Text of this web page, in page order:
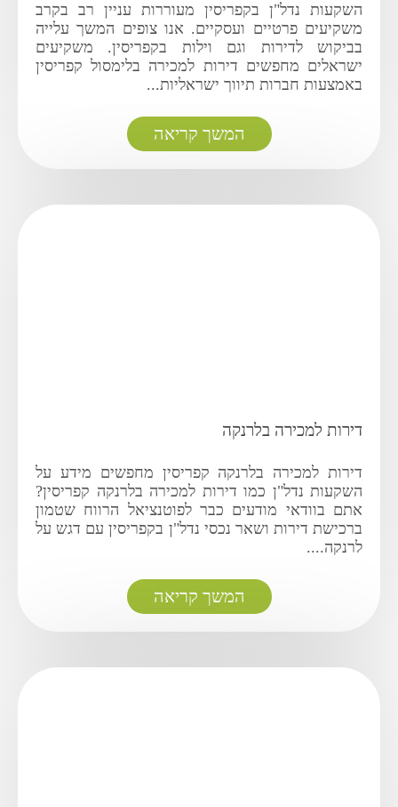
השקעות נדל"ן בקפריסין מעוררות עניין רב בקרב
משקיעים פרטיים ועסקיים. אנו צופים המשך עלייה
בביקוש לדירות וגם וילות בקפריסין. משקיעים
ישראלים מחפשים דירות למכירה בלימסול קפריסין
באמצעות חברות תיווך ישראליות...
המשך קריאה
דירות למכירה בלרנקה
דירות למכירה בלרנקה קפריסין מחפשים מידע על
השקעות נדל"ן כמו דירות למכירה בלרנקה קפריסין?
אתם בוודאי מודעים כבר לפוטנציאל הרווח שטמון
ברכישת דירות ושאר נכסי נדל"ן בקפריסין עם דגש על
לרנקה....
המשך קריאה